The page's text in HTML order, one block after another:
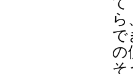
で
の
そ